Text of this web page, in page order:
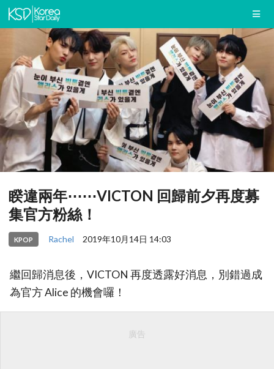
睽違兩年⋯⋯VICTON 回歸前夕再度募
集官方粉絲！
KPOP Rachel 2019年10月14日 14:03
繼回歸消息後，VICTON 再度透露好消息，別錯過成
為官方 Alice 的機會囉！
廣告